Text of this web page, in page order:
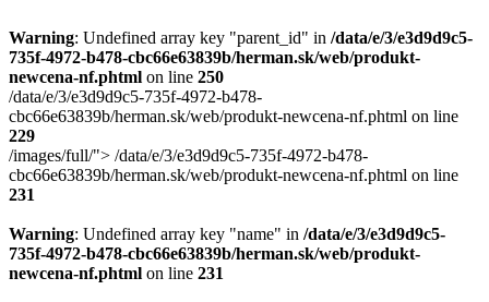
Warning: Undefined array key "parent_id" in /data/e/3/e3d9d9c5-
735f-4972-b478-cbc66e63839b/herman.sk/web/produkt-
newcena-nf.phtml on line 250
/data/e/3/e3d9d9c5-735f-4972-b478-
cbc66e63839b/herman.sk/web/produkt-newcena-nf.phtml on line
229
/images/full/"> /data/e/3/e3d9d9c5-735f-4972-b478-
cbc66e63839b/herman.sk/web/produkt-newcena-nf.phtml on line
231
Warning: Undefined array key "name" in /data/e/3/e3d9d9c5-
735f-4972-b478-cbc66e63839b/herman.sk/web/produkt-
newcena-nf.phtml on line 231